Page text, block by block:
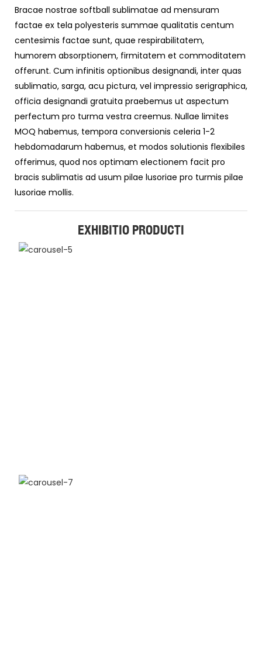
Bracae nostrae softball sublimatae ad mensuram
factae ex tela polyesteris summae qualitatis centum
centesimis factae sunt, quae respirabilitatem,
humorem absorptionem, firmitatem et commoditatem
offerunt. Cum infinitis optionibus designandi, inter quas
sublimatio, sarga, acu pictura, vel impressio serigraphica,
officia designandi gratuita praebemus ut aspectum
perfectum pro turma vestra creemus. Nullae limites
MOQ habemus, tempora conversionis celeria 1-2
hebdomadarum habemus, et modos solutionis flexibiles
offerimus, quod nos optimam electionem facit pro
bracis sublimatis ad usum pilae lusoriae pro turmis pilae
lusoriae mollis.
EXHIBITIO PRODUCTI